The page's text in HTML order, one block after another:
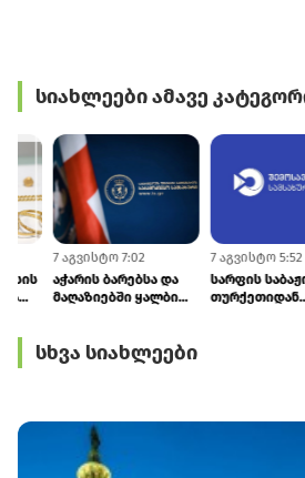
სიახლეები ამავე
7 აგვისტო 11:27
თბილისის, ქუთაისის
აეროპორტებსა და
ოქროს უკანონოდ
შემოტანის 7 ფაქტი
7 აგვისტო 7:02
აჭარის ბარებსა და
მაღაზიებში ყალბი
სხვა სიახლეები